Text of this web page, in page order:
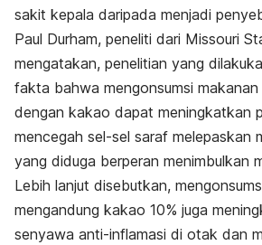
sakit kepala daripada menjadi
Paul Durham, peneliti dari Missouri
mengatakan, penelitian yang
fakta bahwa mengonsumsi
dengan kakao dapat meningkatkan
mencegah sel-sel saraf melepaskan
yang diduga berperan menimbulkan
Lebih lanjut disebutkan,
mengandung kakao 10% juga
senyawa anti-inflamasi di otak dan